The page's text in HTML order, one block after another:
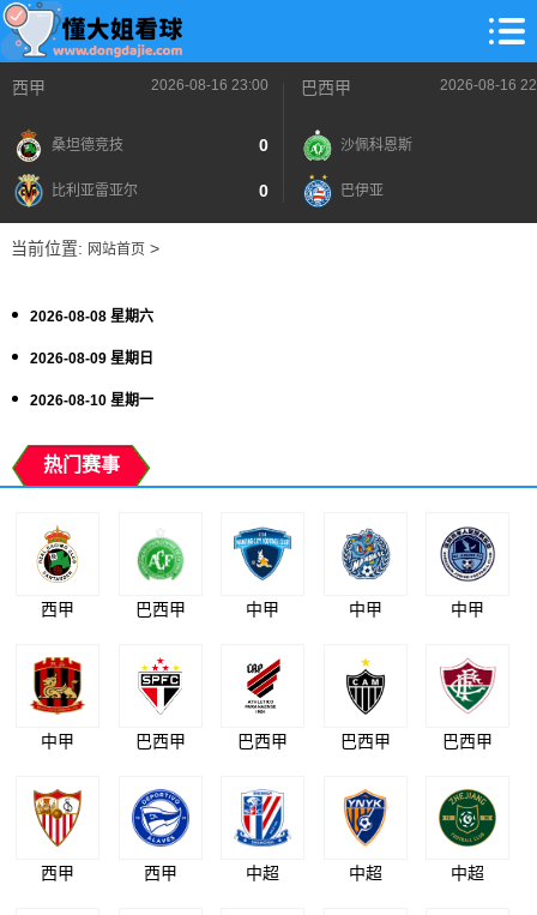
西甲 2026-08-16 23:00
桑坦德竞技 0
比利亚雷亚尔 0
巴西甲 2026-08-16
沙佩科恩斯
巴伊亚
当前位置: 网站首页>
2026-08-08 星期六
2026-08-09 星期日
2026-08-10 星期一
热门赛事
西甲 巴西甲 中甲 中甲 中甲
中甲 巴西甲 巴西甲 巴西甲 巴西甲
西甲 西甲 中超 中超 中超